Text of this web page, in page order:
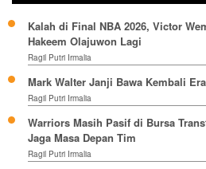
Kalah di Final NBA 2026, Victor
Hakeem Olajuwon Lagi
Ragil Putri Irmalia
Mark Walter Janji Bawa Kembali
Ragil Putri Irmalia
Warriors Masih Pasif di Bursa
Jaga Masa Depan Tim
Ragil Putri Irmalia